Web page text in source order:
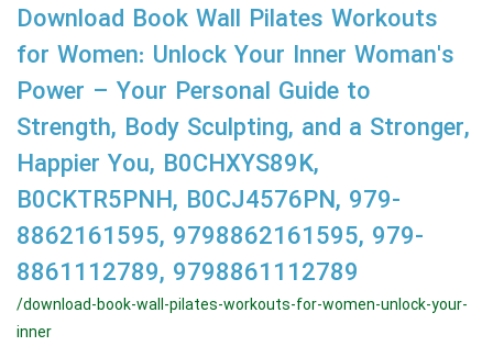
Download Book Wall Pilates Workouts
for Women: Unlock Your Inner Woman's
Power – Your Personal Guide to
Strength, Body Sculpting, and a Stronger,
Happier You, B0CHXYS89K,
B0CKTR5PNH, B0CJ4576PN, 979-
8862161595, 9798862161595, 979-
8861112789, 9798861112789
/download-book-wall-pilates-workouts-for-women-unlock-your-
inner